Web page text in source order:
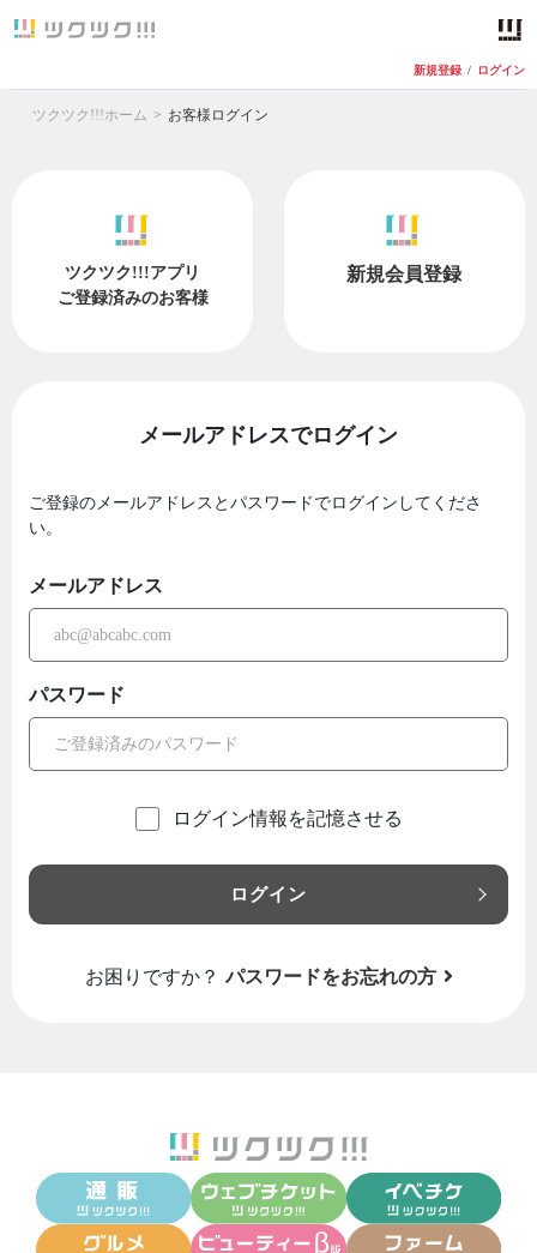
新規登録 / ログイン
ツクツク!!!ホーム お客様ログイン
ツクツク!!!アプリ
ご登録済みのお客様
新規会員登録
メールアドレスでログイン
ご登録のメールアドレスとパスワードでログインしてくださ
い。
メールアドレス
パスワード
ログイン情報を記憶させる
ログイン
お困りですか？ パスワードをお忘れの方